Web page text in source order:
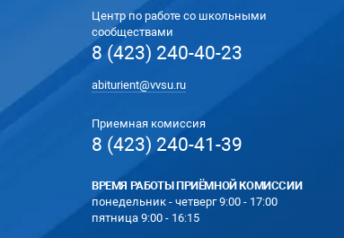
Центр по работе со школьными
сообществами
8 (423) 240-40-23
abiturient@vvsu.ru
Приемная комиссия
8 (423) 240-41-39
ВРЕМЯ РАБОТЫ ПРИЁМНОЙ КОМИССИИ
понедельник - четверг 9:00 - 17:00
пятница 9:00 - 16:15